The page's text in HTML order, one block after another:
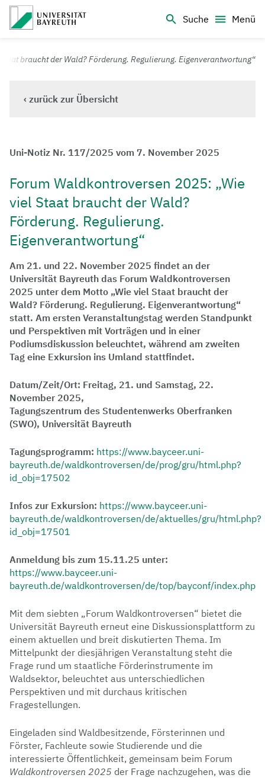
Suche
Menü
Universität Bayreuth – Deine Top-Campus-Uni
braucht der Wald? Förderung. Regulierung. Eigenverantwortung“
‹ zurück zur Übersicht
Uni-Notiz Nr. 117/2025 vom 7. November 2025
Forum Waldkontroversen 2025: „Wie
viel Staat braucht der Wald?
Förderung. Regulierung.
Eigenverantwortung“
Am 21. und 22. November 2025 findet an der
Universität Bayreuth das Forum Waldkontroversen
2025 unter dem Motto „Wie viel Staat braucht der
Wald? Förderung. Regulierung. Eigenverantwortung“
statt. Am ersten Veranstaltungstag werden Standpunkt
und Perspektiven mit Vorträgen und in einer
Podiumsdiskussion beleuchtet, während am zweiten
Tag eine Exkursion ins Umland stattfindet.
Datum/Zeit/Ort: Freitag, 21. und Samstag, 22.
November 2025,
Tagungszentrum des Studentenwerks Oberfranken
(SWO), Universität Bayreuth
Tagungsprogramm: https://www.bayceer.uni-
bayreuth.de/waldkontroversen/de/prog/gru/html.php?
id_obj=17502
Infos zur Exkursion: https://www.bayceer.uni-
bayreuth.de/waldkontroversen/de/aktuelles/gru/html.php?
id_obj=17501
Anmeldung bis zum 15.11.25 unter:
https://www.bayceer.uni-
bayreuth.de/waldkontroversen/de/top/bayconf/index.php
Mit dem siebten „Forum Waldkontroversen“ bietet die
Universität Bayreuth erneut eine Diskussionsplattform zu
einem aktuellen und breit diskutierten Thema. Im
Mittelpunkt der diesjährigen Veranstaltung steht die
Frage rund um staatliche Förderinstrumente im
Waldsektor, beleuchtet aus unterschiedlichen
Perspektiven und mit durchaus kritischen
Fragestellungen.
Eingeladen sind Waldbesitzende, Försterinnen und
Förster, Fachleute sowie Studierende und die
interessierte Öffentlichkeit, gemeinsam beim Forum
Waldkontroversen 2025 der Frage nachzugehen, was die